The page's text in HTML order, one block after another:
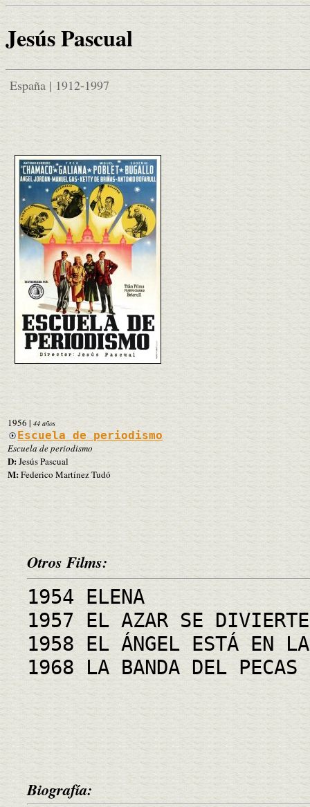
Jesús Pascual
España | 1912-1997
1956 | 44 años
Escuela de periodismo
Escuela de periodismo
D:Jesús Pascual
M:Federico Martínez Tudó
Otros Films:
1954 ELENA
1957 EL AZAR SE DIVIERTE
1958 EL ÁNGEL ESTÁ EN LA
1968 LA BANDA DEL PECAS
Biografía: